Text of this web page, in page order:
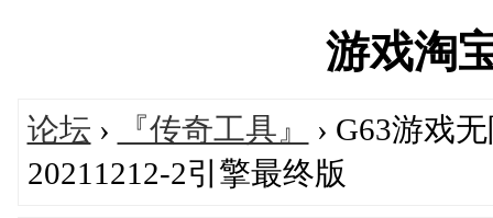
游戏淘
论坛 › 『传奇工具』
› G63游戏
20211212-2引擎最终版